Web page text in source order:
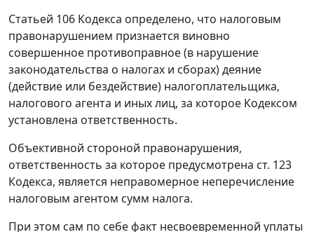
Статьей 106 Кодекса определено, что налоговым
правонарушением признается виновно
совершенное противоправное (в нарушение
законодательства о налогах и сборах) деяние
(действие или бездействие) налогоплательщика,
налогового агента и иных лиц, за которое Кодексом
установлена ответственность.
Объективной стороной правонарушения,
ответственность за которое предусмотрена ст. 123
Кодекса, является неправомерное неперечисление
налоговым агентом сумм налога.
При этом сам по себе факт несвоевременной уплаты